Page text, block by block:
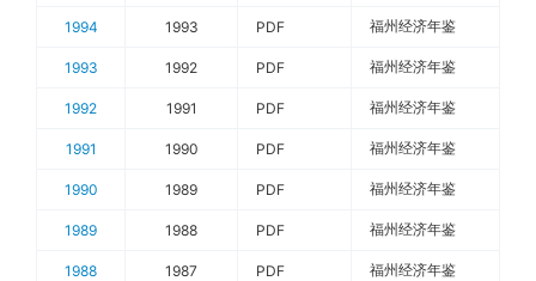
1994 1993 PDF 福州经济年鉴
1993 1992 PDF 福州经济年鉴
1992 1991 PDF 福州经济年鉴
1991 1990 PDF 福州经济年鉴
1990 1989 PDF 福州经济年鉴
1989 1988 PDF 福州经济年鉴
1988 1987 PDF 福州经济年鉴